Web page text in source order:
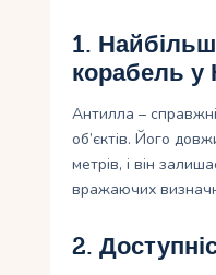
1.
корабель у
Антилла –
об’єктів. Його
метрів, і він
вражаючих
2.